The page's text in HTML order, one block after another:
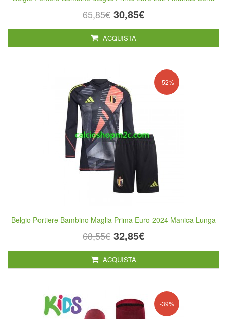
65,85€ 30,85€
ACQUISTA
-52%
Belgio Portiere Bambino Maglia Prima Euro 2024 Manica Lunga
68,55€ 32,85€
ACQUISTA
-39%